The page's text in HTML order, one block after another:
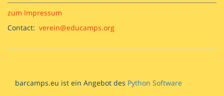
zum Impressum
Contact: verein@educamps.org
barcamps.eu ist ein Angebot des Python Software